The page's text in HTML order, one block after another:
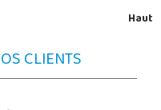
Haut
CLIENTS